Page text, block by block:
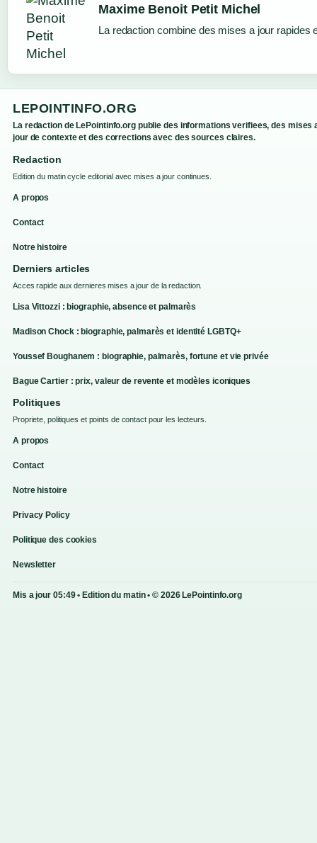
Maxime Benoit Petit Michel
La redaction combine des mises a jour rapides
LEPOINTINFO.ORG
La redaction de LePointinfo.org publie des informations verifiees, des mises
jour de contexte et des corrections avec des sources claires.
Redaction
Edition du matin cycle editorial avec mises a jour continues.
A propos
Contact
Notre histoire
Derniers articles
Acces rapide aux dernieres mises a jour de la redaction.
Lisa Vittozzi : biographie, absence et palmarès
Madison Chock : biographie, palmarès et identité LGBTQ+
Youssef Boughanem : biographie, palmarès, fortune et vie privée
Bague Cartier : prix, valeur de revente et modèles iconiques
Politiques
Propriete, politiques et points de contact pour les lecteurs.
A propos
Contact
Notre histoire
Privacy Policy
Politique des cookies
Newsletter
Mis a jour 05:49 • Edition du matin • © 2026 LePointinfo.org